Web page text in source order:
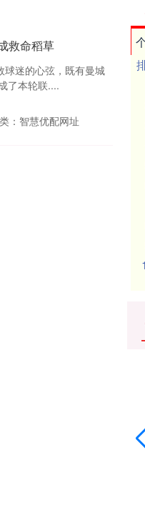
救命稻草
球迷的心弦，既有曼城
了本轮联....
： 智慧优配网址